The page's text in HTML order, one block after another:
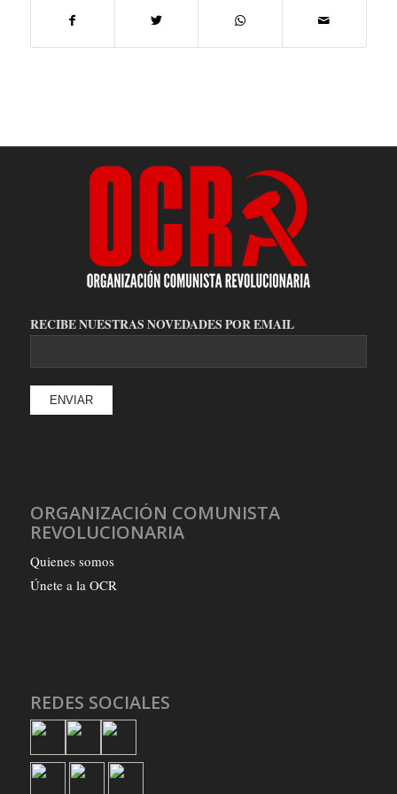
RECIBE NUESTRAS NOVEDADES POR EMAIL
ORGANIZACIÓN COMUNISTA
REVOLUCIONARIA
Quienes somos
Únete a la OCR
REDES SOCIALES